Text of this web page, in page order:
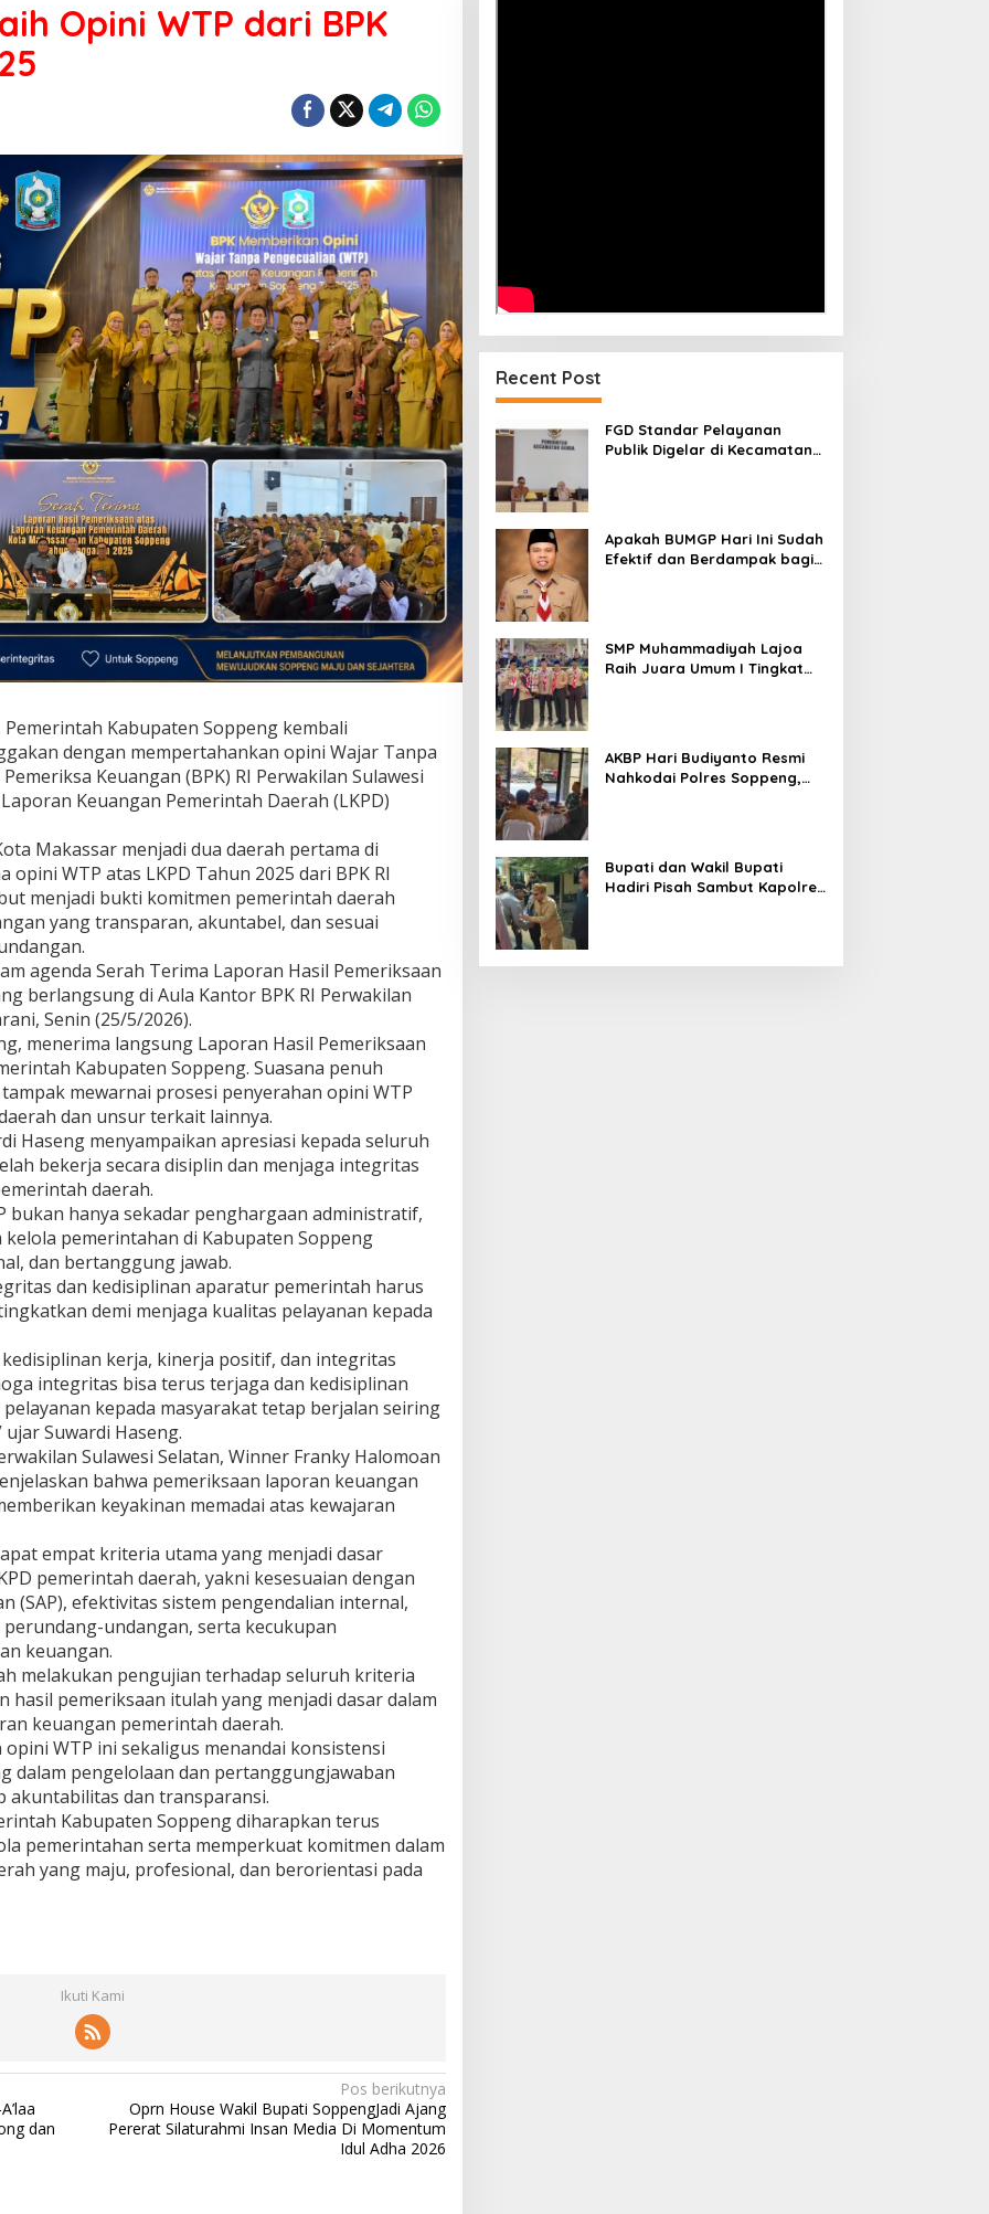
Opini WTP dari BPK
Kabupaten Soppeng kembali
dengan mempertahankan opini Wajar Tanpa
Keuangan (BPK) RI Perwakilan Sulawesi
Keuangan Pemerintah Daerah (LKPD)
Makassar menjadi dua daerah pertama di
opini WTP atas LKPD Tahun 2025 dari BPK RI
menjadi bukti komitmen pemerintah daerah
yang transparan, akuntabel, dan sesuai
agenda Serah Terima Laporan Hasil Pemeriksaan
berlangsung di Aula Kantor BPK RI Perwakilan
Senin (25/5/2026).
menerima langsung Laporan Hasil Pemeriksaan
Kabupaten Soppeng. Suasana penuh
mewarnai prosesi penyerahan opini WTP
dan unsur terkait lainnya.
Haseng menyampaikan apresiasi kepada seluruh
bekerja secara disiplin dan menjaga integritas
daerah.
bukan hanya sekadar penghargaan administratif,
pemerintahan di Kabupaten Soppeng
dan bertanggung jawab.
dan kedisiplinan aparatur pemerintah harus
demi menjaga kualitas pelayanan kepada
kerja, kinerja positif, dan integritas
integritas bisa terus terjaga dan kedisiplinan
kepada masyarakat tetap berjalan seiring
Suwardi Haseng.
Sulawesi Selatan, Winner Franky Halomoan
bahwa pemeriksaan laporan keuangan
keyakinan memadai atas kewajaran
empat kriteria utama yang menjadi dasar
pemerintah daerah, yakni kesesuaian dengan
(SAP), efektivitas sistem pengendalian internal,
undangan, serta kecukupan
keuangan.
melakukan pengujian terhadap seluruh kriteria
hasil pemeriksaan itulah yang menjadi dasar dalam
keuangan pemerintah daerah.
WTP ini sekaligus menandai konsistensi
dalam pengelolaan dan pertanggungjawaban
akuntabilitas dan transparansi.
Kabupaten Soppeng diharapkan terus
pemerintahan serta memperkuat komitmen dalam
yang maju, profesional, dan berorientasi pada
Ikuti Kami
dan
Pos berikutnya
Oprn House Wakil Bupati SoppengJadi Ajang
Pererat Silaturahmi Insan Media Di Momentum
Idul Adha 2026
Recent Post
FGD Standar Pelayanan
Publik Digelar di Kecamatan
Apakah BUMGP Hari Ini Sudah
Efektif dan Berdampak bagi
SMP Muhammadiyah Lajoa
Raih Juara Umum I Tingkat
AKBP Hari Budiyanto Resmi
Nahkodai Polres Soppeng,
Bupati dan Wakil Bupati
Hadiri Pisah Sambut Kapolres